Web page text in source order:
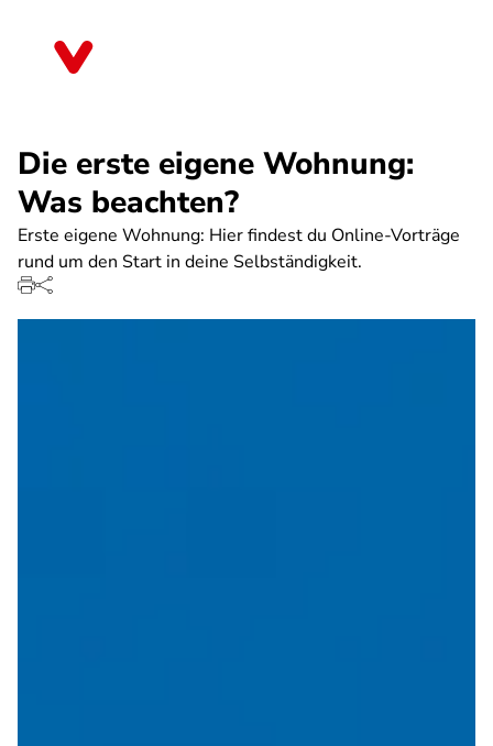
Die erste eigene Wohnung:
Was beachten?
Erste eigene Wohnung: Hier findest du Online-Vorträge
rund um den Start in deine Selbständigkeit.